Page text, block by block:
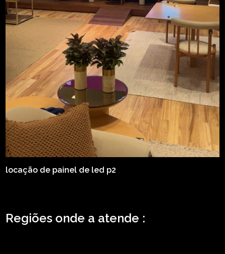
locação de painel de led p2
Regiões onde a atende :